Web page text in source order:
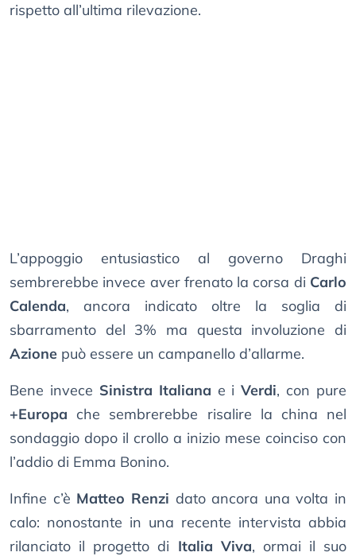
rispetto all’ultima rilevazione.
L’appoggio entusiastico al governo Draghi
sembrerebbe invece aver frenato la corsa di Carlo
Calenda, ancora indicato oltre la soglia di
sbarramento del 3% ma questa involuzione di
Azione può essere un campanello d’allarme.
Bene invece Sinistra Italiana e iVerdi, con pure
+Europa che sembrerebbe risalire la china nel
sondaggio dopo il crollo a inizio mese coinciso con
l’addio di Emma Bonino.
Infine c’è Matteo Renzi dato ancora una volta in
calo: nonostante in una recente intervista abbia
rilanciato il progetto di Italia Viva, ormai il suo